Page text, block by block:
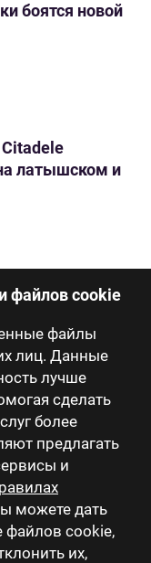
файлов cookie
файлы
лиц. Данные
лучше
сделать
более
предлагать
и
можете дать
файлов cookie,
их,
боятся новой
Citadele
латышском и